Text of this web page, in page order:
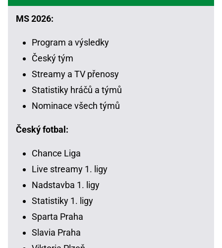
MS 2026:
Program a výsledky
Český tým
Streamy a TV přenosy
Statistiky hráčů a týmů
Nominace všech týmů
Český fotbal:
Chance Liga
Live streamy 1. ligy
Nadstavba 1. ligy
Statistiky 1. ligy
Sparta Praha
Slavia Praha